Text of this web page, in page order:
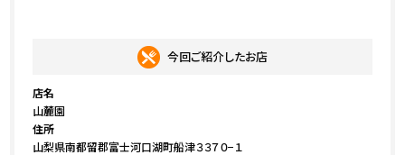
今回ご紹介したお店
店名
山麓園
住所
山梨県南都留郡富士河口湖町船津３３７０−１